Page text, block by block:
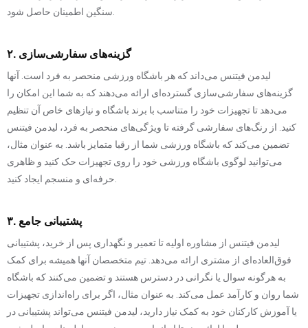
۲. گزینه‌های سفارشی‌سازی
لیدمن فیتنس می‌داند که هر باشگاه ورزشی منحصر به فرد است. آنها
گزینه‌های سفارشی‌سازی گسترده‌ای ارائه می‌دهند که به شما این امکان را
می‌دهد تا تجهیزات خود را متناسب با برند باشگاه و نیازهای خاص آن تنظیم
کنید. از رنگ‌های سفارشی گرفته تا ویژگی‌های منحصر به فرد، لیدمن فیتنس
تضمین می‌کند که باشگاه ورزشی شما از رقبا متمایز باشد. به عنوان مثال،
می‌توانید لوگوی باشگاه ورزشی خود را روی تجهیزات حک کنید و ظاهری
۳. پشتیبانی جامع
لیدمن فیتنس از مشاوره اولیه تا تعمیر و نگهداری پس از خرید، پشتیبانی
فوق‌العاده‌ای از مشتری ارائه می‌دهد. تیم متخصصان آنها همیشه برای کمک
به هرگونه سوال یا نگرانی در دسترس هستند و تضمین می‌کنند که باشگاه
شما روان و کارآمد عمل می‌کند. به عنوان مثال، اگر برای راه‌اندازی تجهیزات
یا آموزش کارکنان خود به کمک نیاز دارید، لیدمن فیتنس می‌تواند پشتیبانی در